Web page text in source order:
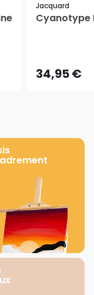
Jacquard
Cyanotype
34,95 €